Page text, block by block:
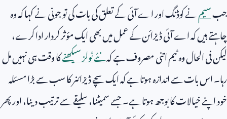
جبسیمنے کوڈنگ اور اے آئی کے تعلق کی بات کی تو جونی نے کہا کہ وہ
چاہتے ہیں کہ اے آئی ڈیزائن کے عمل میں بھی ایک مؤثر کردار ادا کرے،
لیکن فی الحال وہ ٹیم اتنی مصروف ہے کہنئے ٹولز سیکھنےکا وقت ہی نہیں مل
رہا۔ اس بات سے اندازہ ہوتا ہے کہ ایک سچے ڈیزائنر کا سب سے بڑا مسئلہ
خود اپنے خیالات کا بوجھ ہوتا ہے۔ جسے سمیٹنا، سلیقے سے ترتیب دینا، اور پھر